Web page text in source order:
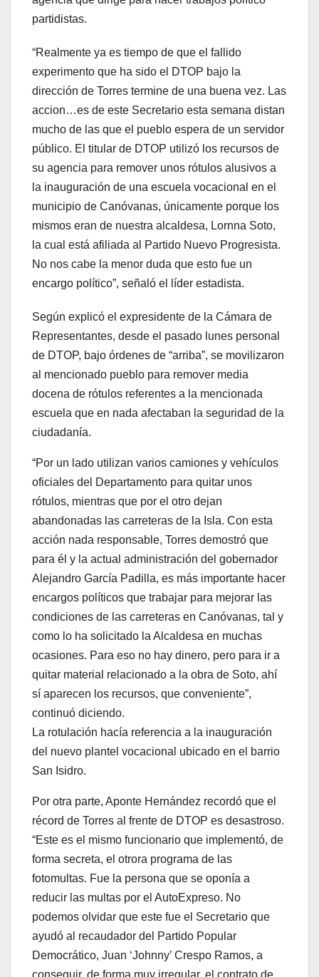
partidistas.
“Realmente ya es tiempo de que el fallido
experimento que ha sido el DTOP bajo la
dirección de Torres termine de una buena vez. Las
accion…es de este Secretario esta semana distan
mucho de las que el pueblo espera de un servidor
público. El titular de DTOP utilizó los recursos de
su agencia para remover unos rótulos alusivos a
la inauguración de una escuela vocacional en el
municipio de Canóvanas, únicamente porque los
mismos eran de nuestra alcaldesa, Lornna Soto,
la cual está afiliada al Partido Nuevo Progresista.
No nos cabe la menor duda que esto fue un
encargo político”, señaló el líder estadista.
Según explicó el expresidente de la Cámara de
Representantes, desde el pasado lunes personal
de DTOP, bajo órdenes de “arriba”, se movilizaron
al mencionado pueblo para remover media
docena de rótulos referentes a la mencionada
escuela que en nada afectaban la seguridad de la
ciudadanía.
“Por un lado utilizan varios camiones y vehículos
oficiales del Departamento para quitar unos
rótulos, mientras que por el otro dejan
abandonadas las carreteras de la Isla. Con esta
acción nada responsable, Torres demostró que
para él y la actual administración del gobernador
Alejandro García Padilla, es más importante hacer
encargos políticos que trabajar para mejorar las
condiciones de las carreteras en Canóvanas, tal y
como lo ha solicitado la Alcaldesa en muchas
ocasiones. Para eso no hay dinero, pero para ir a
quitar material relacionado a la obra de Soto, ahí
sí aparecen los recursos, que conveniente”,
continuó diciendo.
La rotulación hacía referencia a la inauguración
del nuevo plantel vocacional ubicado en el barrio
San Isidro.
Por otra parte, Aponte Hernández recordó que el
récord de Torres al frente de DTOP es desastroso.
“Este es el mismo funcionario que implementó, de
forma secreta, el otrora programa de las
fotomultas. Fue la persona que se oponía a
reducir las multas por el AutoExpreso. No
podemos olvidar que este fue el Secretario que
ayudó al recaudador del Partido Popular
Democrático, Juan ‘Johnny’ Crespo Ramos, a
conseguir, de forma muy irregular, el contrato de